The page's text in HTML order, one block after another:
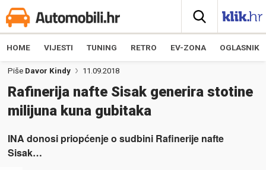
HOME VIJESTI TUNING RETRO EV-ZONA OGLASNIK
Piše Davor Kindy 11.09.2018
Rafinerija nafte Sisak generira stotine
milijuna kuna gubitaka
INA donosi priopćenje o sudbini Rafinerije nafte
Sisak…